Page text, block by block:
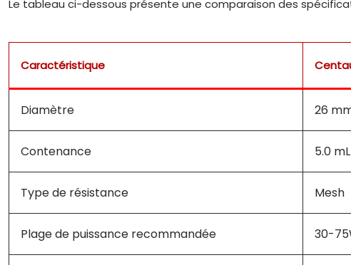
Le tableau ci-dessous présente une comparaison des
Caractéristique
Diamètre 26
Contenance 5.0 mL
Type de résistance Mesh
Plage de puissance recommandée 30-